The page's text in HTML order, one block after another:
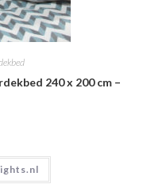
240 x 200 cm –